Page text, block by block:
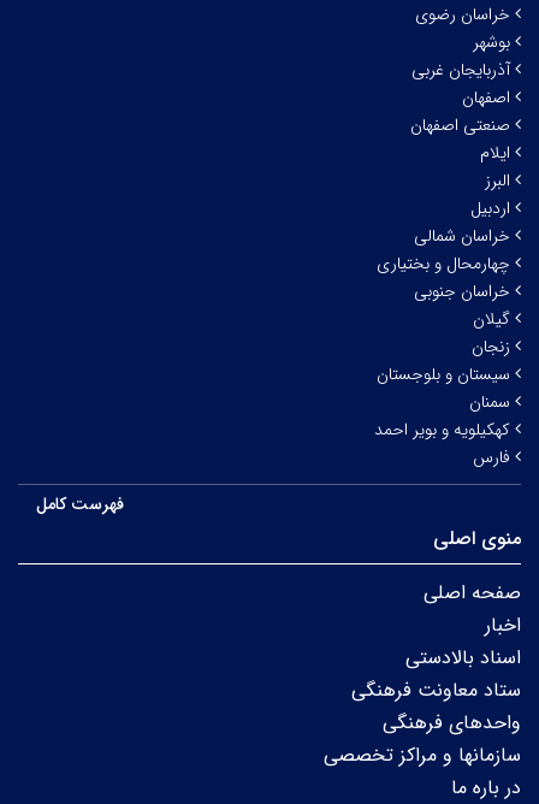
خراسان رضوی
بوشهر
آذربایجان غربی
اصفهان
صنعتی اصفهان
ایلام
البرز
اردبیل
خراسان شمالی
چهارمحال و بختیاری
خراسان جنوبی
گیلان
زنجان
سیستان و بلوجستان
سمنان
کهکیلویه و بویر احمد
فارس
فهرست کامل
منوی اصلی
صفحه اصلی
اخبار
اسناد بالادستی
ستاد معاونت فرهنگی
واحدهای فرهنگی
سازمانها و مراکز تخصصی
در باره ما